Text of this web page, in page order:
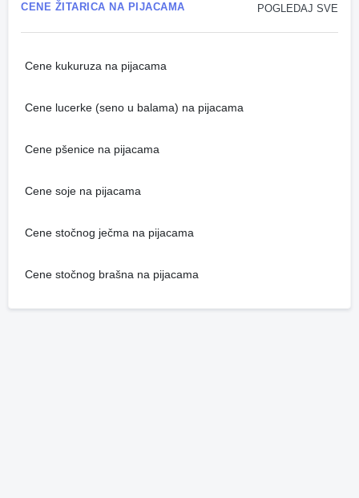
POGLEDAJ SVE
CENE ŽITARICA NA PIJACAMA
Cene kukuruza na pijacama
Cene lucerke (seno u balama) na pijacama
Cene pšenice na pijacama
Cene soje na pijacama
Cene stočnog ječma na pijacama
Cene stočnog brašna na pijacama